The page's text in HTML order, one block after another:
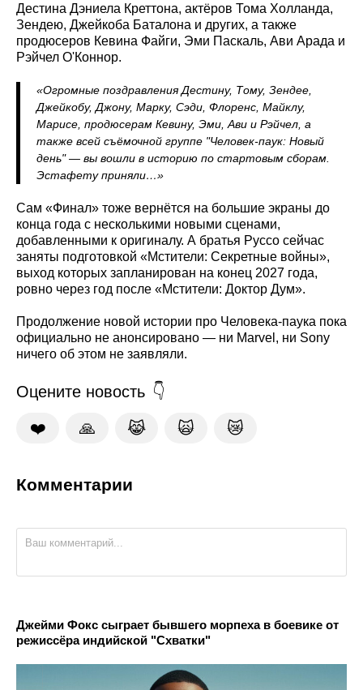
Дестина Дэниела Креттона, актёров Тома Холланда,
Зендею, Джейкоба Баталона и других, а также
продюсеров Кевина Файги, Эми Паскаль, Ави Арада и
Рэйчел О'Коннор.
«Огромные поздравления Дестину, Тому, Зендее,
Джейкобу, Джону, Марку, Сэди, Флоренс, Майклу,
Марисе, продюсерам Кевину, Эми, Ави и Рэйчел, а
также всей съёмочной группе "Человек-паук: Новый
день" — вы вошли в историю по стартовым сборам.
Эстафету приняли…»
Сам «Финал» тоже вернётся на большие экраны до
конца года с несколькими новыми сценами,
добавленными к оригиналу. А братья Руссо сейчас
заняты подготовкой «Мстители: Секретные войны»,
выход которых запланирован на конец 2027 года,
ровно через год после «Мстители: Доктор Дум».
Продолжение новой истории про Человека-паука пока
официально не анонсировано — ни Marvel, ни Sony
ничего об этом не заявляли.
Оцените новость
❤️ 🙏 😹 🙀 😿
Комментарии
Джейми Фокс сыграет бывшего морпеха в боевике от
режиссёра индийской "Схватки"